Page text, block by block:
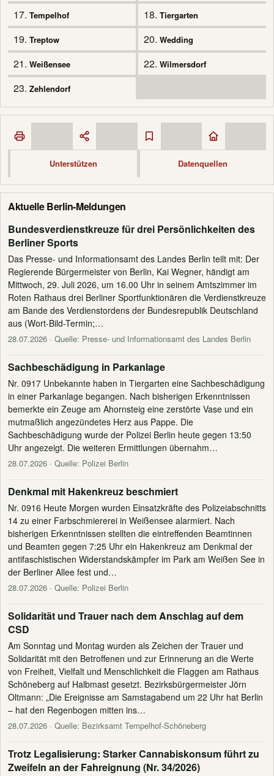
17. Tempelhof 18. Tiergarten
19. Treptow 20. Wedding
21. Weißensee 22. Wilmersdorf
23. Zehlendorf
Unterstützen Datenquellen
Aktuelle Berlin-Meldungen
Bundesverdienstkreuze für drei Persönlichkeiten des
Berliner Sports
Das Presse- und Informationsamt des Landes Berlin teilt mit: Der
Regierende Bürgermeister von Berlin, Kai Wegner, händigt am
Mittwoch, 29. Juli 2026, um 16.00 Uhr in seinem Amtszimmer im
Roten Rathaus drei Berliner Sportfunktionären die Verdienstkreuze
am Bande des Verdienstordens der Bundesrepublik Deutschland
aus (Wort-Bild-Termin;…
28.07.2026 · Quelle: Presse- und Informationsamt des Landes Berlin
Sachbeschädigung in Parkanlage
Nr. 0917 Unbekannte haben in Tiergarten eine Sachbeschädigung
in einer Parkanlage begangen. Nach bisherigen Erkenntnissen
bemerkte ein Zeuge am Ahornsteig eine zerstörte Vase und ein
mutmaßlich angezündetes Herz aus Pappe. Die
Sachbeschädigung wurde der Polizei Berlin heute gegen 13:50
Uhr angezeigt. Die weiteren Ermittlungen übernahm…
28.07.2026 · Quelle: Polizei Berlin
Denkmal mit Hakenkreuz beschmiert
Nr. 0916 Heute Morgen wurden Einsatzkräfte des Polizeiabschnitts
14 zu einer Farbschmiererei in Weißensee alarmiert. Nach
bisherigen Erkenntnissen stellten die eintreffenden Beamtinnen
und Beamten gegen 7:25 Uhr ein Hakenkreuz am Denkmal der
antifaschistischen Widerstandskämpfer im Park am Weißen See in
der Berliner Allee fest und…
28.07.2026 · Quelle: Polizei Berlin
Solidarität und Trauer nach dem Anschlag auf dem
CSD
Am Sonntag und Montag wurden als Zeichen der Trauer und
Solidarität mit den Betroffenen und zur Erinnerung an die Werte
von Freiheit, Vielfalt und Menschlichkeit die Flaggen am Rathaus
Schöneberg auf Halbmast gesetzt. Bezirksbürgermeister Jörn
Oltmann: „Die Ereignisse am Samstagabend um 22 Uhr hat Berlin
– hat den Regenbogen mitten ins…
28.07.2026 · Quelle: Bezirksamt Tempelhof-Schöneberg
Trotz Legalisierung: Starker Cannabiskonsum führt zu
Zweifeln an der Fahreignung (Nr. 34/2026)